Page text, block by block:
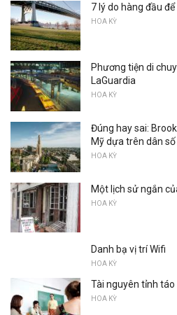
7 lý do hàng đầu
HOA KỲ
Phương tiện di
LaGuardia
HOA KỲ
Đúng hay sai:
Mỹ dựa trên dân số
HOA KỲ
Một lịch sử ngắn
HOA KỲ
Danh bạ vị trí Wifi
HOA KỲ
Tài nguyên tỉnh táo
HOA KỲ